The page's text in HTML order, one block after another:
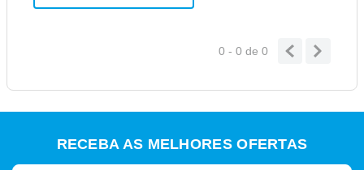
0 - 0 de 0
RECEBA AS MELHORES OFERTAS